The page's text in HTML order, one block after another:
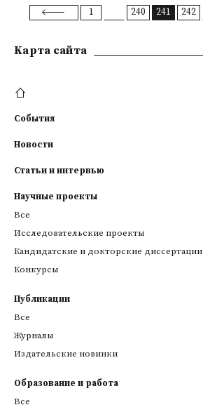
1 240 241 242
Kарта сайта
События
Новости
Статьи и интервью
Научные проекты
Все
Исследовательские проекты
Кандидатские и докторские диссертации
Конкурсы
Публикации
Все
Журналы
Издательские новинки
Образование и работа
Все